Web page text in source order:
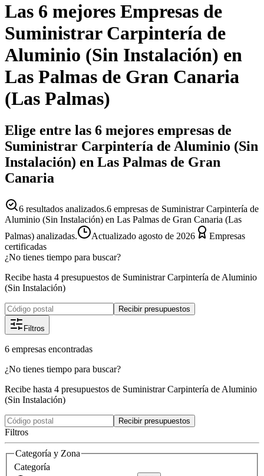
Las 6 mejores Empresas de
Suministrar Carpintería de
Aluminio (Sin Instalación) en
Las Palmas de Gran Canaria
(Las Palmas)
Elige entre las 6 mejores empresas de
Suministrar Carpintería de Aluminio (Sin
Instalación) en Las Palmas de Gran
Canaria
6 resultados analizados.6 empresas de Suministrar Carpintería de
Aluminio (Sin Instalación) en Las Palmas de Gran Canaria (Las
Palmas) analizadas.
Actualizado agosto de 2026
Empresas
certificadas
¿No tienes tiempo para buscar?
Recibe hasta 4 presupuestos de Suministrar Carpintería de Aluminio
(Sin Instalación)
Recibir presupuestos
Filtros
6 empresas encontradas
¿No tienes tiempo para buscar?
Recibe hasta 4 presupuestos de Suministrar Carpintería de Aluminio
(Sin Instalación)
Recibir presupuestos
Filtros
Categoría y Zona
Categoría